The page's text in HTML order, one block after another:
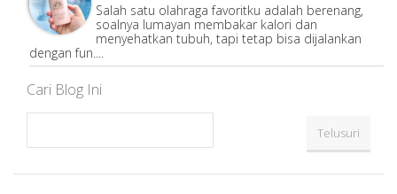
Salah satu olahraga favoritku adalah berenang,
soalnya lumayan membakar kalori dan
menyehatkan tubuh, tapi tetap bisa dijalankan
dengan fun....
Cari Blog Ini